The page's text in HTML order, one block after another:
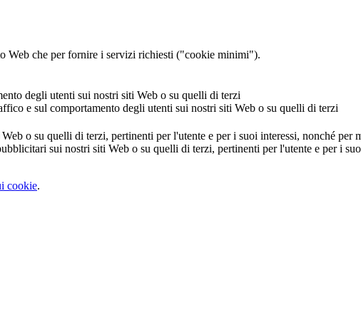
Web che per fornire i servizi richiesti ("cookie minimi").
degli utenti sui nostri siti Web o su quelli di terzi
e sul comportamento degli utenti sui nostri siti Web o su quelli di terzi
o su quelli di terzi, pertinenti per l'utente e per i suoi interessi, nonché per
sui nostri siti Web o su quelli di terzi, pertinenti per l'utente e per i
cookie.